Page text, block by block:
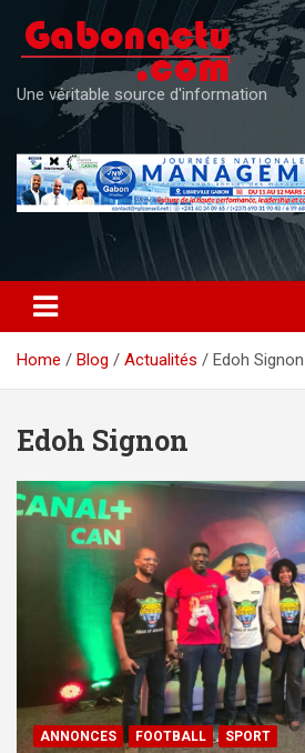
content
Une véritable source d'information
Home Blog Actualités Edoh Signon
Edoh Signon
ANNONCES FOOTBALL SPORT